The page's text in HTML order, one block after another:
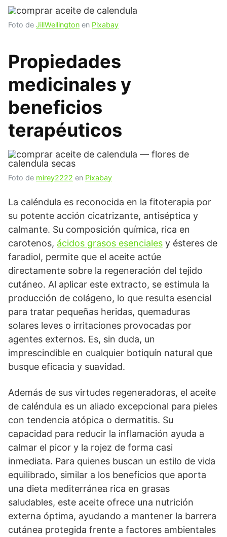
Foto de JillWellington en Pixabay
Propiedades
medicinales y
beneficios
terapéuticos
Foto de mirey2222 en Pixabay
La caléndula es reconocida en la fitoterapia por
su potente acción cicatrizante, antiséptica y
calmante. Su composición química, rica en
carotenos, ácidos grasos esenciales y ésteres de
faradiol, permite que el aceite actúe
directamente sobre la regeneración del tejido
cutáneo. Al aplicar este extracto, se estimula la
producción de colágeno, lo que resulta esencial
para tratar pequeñas heridas, quemaduras
solares leves o irritaciones provocadas por
agentes externos. Es, sin duda, un
imprescindible en cualquier botiquín natural que
busque eficacia y suavidad.
Además de sus virtudes regeneradoras, el aceite
de caléndula es un aliado excepcional para pieles
con tendencia atópica o dermatitis. Su
capacidad para reducir la inflamación ayuda a
calmar el picor y la rojez de forma casi
inmediata. Para quienes buscan un estilo de vida
equilibrado, similar a los beneficios que aporta
una dieta mediterránea rica en grasas
saludables, este aceite ofrece una nutrición
externa óptima, ayudando a mantener la barrera
cutánea protegida frente a factores ambientales